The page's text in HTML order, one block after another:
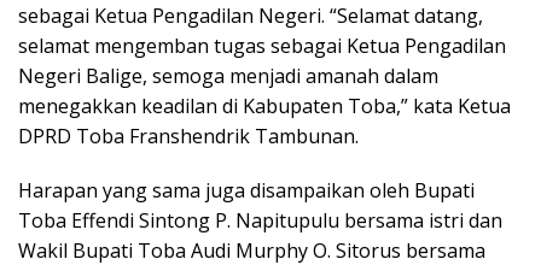
sebagai Ketua Pengadilan Negeri. “Selamat datang,
selamat mengemban tugas sebagai Ketua Pengadilan
Negeri Balige, semoga menjadi amanah dalam
menegakkan keadilan di Kabupaten Toba,” kata Ketua
DPRD Toba Franshendrik Tambunan.
Harapan yang sama juga disampaikan oleh Bupati
Toba Effendi Sintong P. Napitupulu bersama istri dan
Wakil Bupati Toba Audi Murphy O. Sitorus bersama